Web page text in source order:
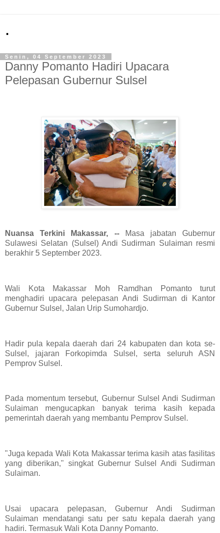
.
Senin, 04 September 2023
Danny Pomanto Hadiri Upacara
Pelepasan Gubernur Sulsel
Nuansa Terkini Makassar, --
Masa jabatan Gubernur
Sulawesi Selatan (Sulsel) Andi Sudirman Sulaiman resmi
berakhir 5 September 2023.
Wali Kota Makassar Moh Ramdhan Pomanto turut
menghadiri upacara pelepasan Andi Sudirman di Kantor
Gubernur Sulsel, Jalan Urip Sumohardjo.
Hadir pula kepala daerah dari 24 kabupaten dan kota se-
Sulsel, jajaran Forkopimda Sulsel, serta seluruh ASN
Pemprov Sulsel.
Pada momentum tersebut, Gubernur Sulsel Andi Sudirman
Sulaiman mengucapkan banyak terima kasih kepada
pemerintah daerah yang membantu Pemprov Sulsel.
"Juga kepada Wali Kota Makassar terima kasih atas fasilitas
yang diberikan," singkat Gubernur Sulsel Andi Sudirman
Sulaiman.
Usai upacara pelepasan, Gubernur Andi Sudirman
Sulaiman mendatangi satu per satu kepala daerah yang
hadiri. Termasuk Wali Kota Danny Pomanto.